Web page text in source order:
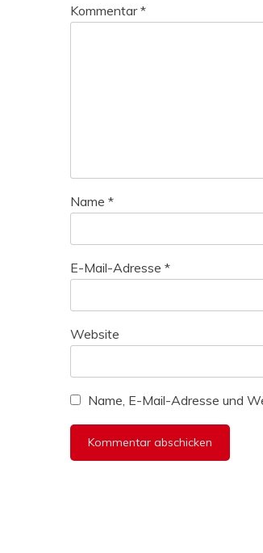
Kommentar*
Name *
E-Mail-Adresse *
Website
Name, E-Mail-Adresse und